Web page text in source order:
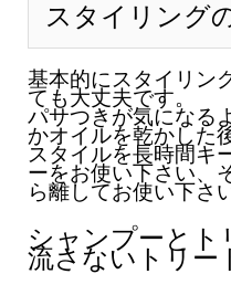
スタイリング
基本的にスタイリン
ても大丈夫です。
パサつきが気になる
かオイルを乾かした
スタイルを長時間キ
ーをお使い下さい、
ら離してお使い下さ
シャンプーとト
流さないトリー